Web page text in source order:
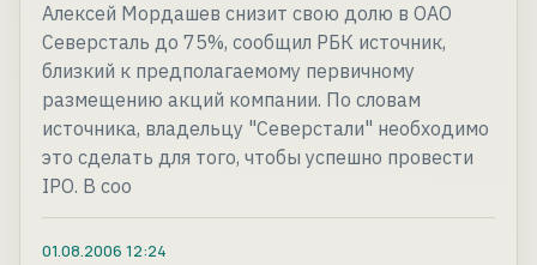
Алексей Мордашев снизит свою долю в ОАО
Северсталь до 75%, сообщил РБК источник,
близкий к предполагаемому первичному
размещению акций компании. По словам
источника, владельцу "Северстали" необходимо
это сделать для того, чтобы успешно провести
IPO. В соо
01.08.2006 12:24